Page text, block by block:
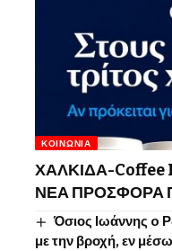
ΚΟΙΝΩΝΊΑ
ΧΑΛΚΙΔΑ-Coffee
ΝΕΑ ΠΡΟΣΦΟΡΑ
Όσιος Ιωάννης o
με την βροχή, εν